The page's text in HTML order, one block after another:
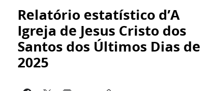
Relatório estatístico d’A
Igreja de Jesus Cristo dos
Santos dos Últimos Dias de
2025